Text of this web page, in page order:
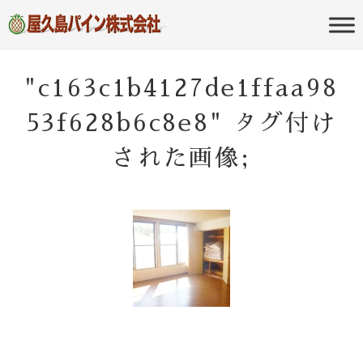
屋久島パイン
株式会社
のポータルサイト
"c163c1b4127de1ffaa98
53f628b6c8e8" タグ付け
された画像;